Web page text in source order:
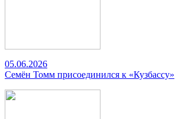
05.06.2026
Семён Томм присоединился к «Кузбассу»